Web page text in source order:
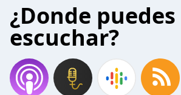
¿Donde puedes
escuchar?